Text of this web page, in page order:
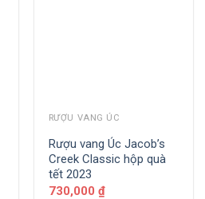
RƯỢU VANG ÚC
Rượu vang Úc Jacob’s
Creek Classic hộp quà
tết 2023
730,000 ₫